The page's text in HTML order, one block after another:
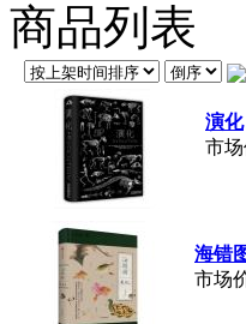
商品列表
演化
市场
海错
市场